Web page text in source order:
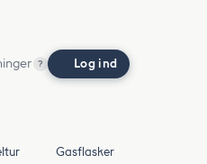
? Log ind
Gasflasker